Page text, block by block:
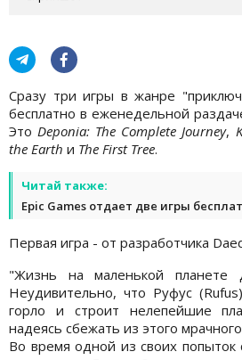
Сразу три игры в жанре
бесплатно в еженедельной
Это Deponia: The Complete Journey,
the Earth и The First Tree.
Читай также:
Epic Games отдает две игры
Первая игра - от разработчика
"Жизнь на маленькой планете
Неудивительно, что Руфус
горло и строит нелепейшие
надеясь сбежать из этого
Во время одной из своих